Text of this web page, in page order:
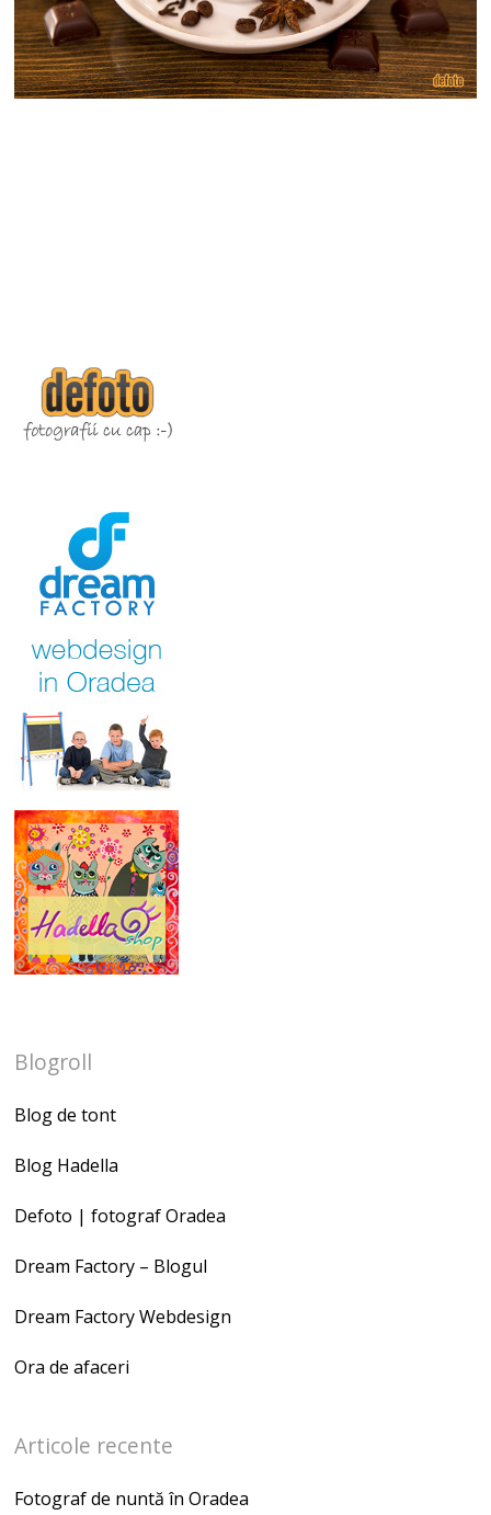
Blogroll
Blog de tont
Blog Hadella
Defoto | fotograf Oradea
Dream Factory – Blogul
Dream Factory Webdesign
Ora de afaceri
Articole recente
Fotograf de nuntă în Oradea